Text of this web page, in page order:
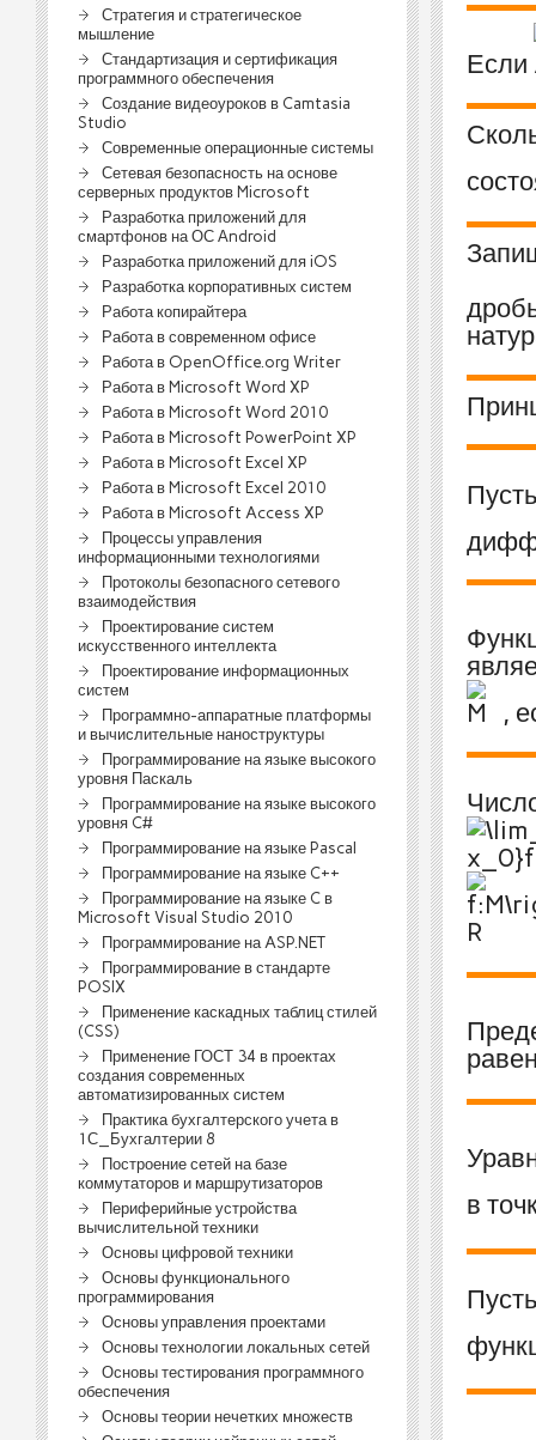
Если
,
в
Стратегия и стратегическое
мышление
Стандартизация и сертификация
программного обеспечения
Создание видеоуроков в Camtasia
Studio
Современные операционные системы
Сетевая безопасность на основе
серверных продуктов Microsoft
Разработка приложений для
смартфонов на ОС Аndroid
Разработка приложений для iOS
Разработка корпоративных систем
Работа копирайтера
Работа в современном офисе
Работа в OpenOffice.org Writer
Работа в Microsoft Word XP
Работа в Microsoft Word 2010
Работа в Microsoft PowerPoint XP
Работа в Microsoft Excel XP
Работа в Microsoft Excel 2010
Работа в Microsoft Access XP
Процессы управления
информационными технологиями
Протоколы безопасного сетевого
взаимодействия
Проектирование систем
искусственного интеллекта
Проектирование информационных
систем
Программно-аппаратные платформы
и вычислительные наноструктуры
Программирование на языке высокого
уровня Паскаль
Программирование на языке высокого
уровня C#
Программирование на языке Pascal
Программирование на языке C++
Программирование на языке C в
Microsoft Visual Studio 2010
Программирование на ASP.NET
Программирование в стандарте
POSIX
Применение каскадных таблиц стилей
(CSS)
Применение ГОСТ 34 в проектах
создания современных
автоматизированных систем
Практика бухгалтерского учета в
1С_Бухгалтерии 8
Построение сетей на базе
коммутаторов и маршрутизаторов
Периферийные устройства
вычислительной техники
Основы цифровой техники
Основы функционального
программирования
Основы управления проектами
Основы технологии локальных сетей
Основы тестирования программного
обеспечения
Основы теории нечетких множеств